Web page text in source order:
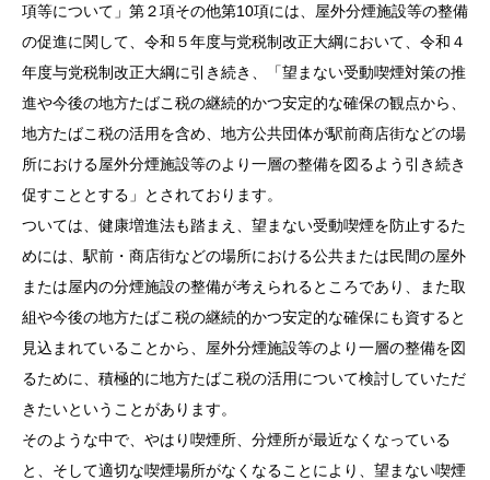
項等について」第２項その他第10項には、屋外分煙施設等の整備
の促進に関して、令和５年度与党税制改正大綱において、令和４
年度与党税制改正大綱に引き続き、「望まない受動喫煙対策の推
進や今後の地方たばこ税の継続的かつ安定的な確保の観点から、
地方たばこ税の活用を含め、地方公共団体が駅前商店街などの場
所における屋外分煙施設等のより一層の整備を図るよう引き続き
促すこととする」とされております。
ついては、健康増進法も踏まえ、望まない受動喫煙を防止するた
めには、駅前・商店街などの場所における公共または民間の屋外
または屋内の分煙施設の整備が考えられるところであり、また取
組や今後の地方たばこ税の継続的かつ安定的な確保にも資すると
見込まれていることから、屋外分煙施設等のより一層の整備を図
るために、積極的に地方たばこ税の活用について検討していただ
きたいということがあります。
そのような中で、やはり喫煙所、分煙所が最近なくなっている
と、そして適切な喫煙場所がなくなることにより、望まない喫煙